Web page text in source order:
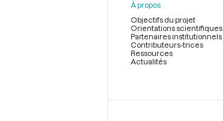
À propos
Objectifs du projet
Orientations scientifiques
Partenaires institutionnels
Contributeurs-trices
Ressources
Actualités